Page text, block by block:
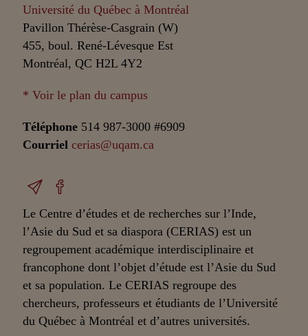
Université du Québec à Montréal
Pavillon Thérèse-Casgrain (W)
455, boul. René-Lévesque Est
Montréal, QC H2L 4Y2
* Voir le plan du campus
Téléphone 514 987-3000 #6909
Courriel cerias@uqam.ca
Le Centre d’études et de recherches sur l’Inde,
l’Asie du Sud et sa diaspora (CERIAS) est un
regroupement académique interdisciplinaire et
francophone dont l’objet d’étude est l’Asie du Sud
et sa population. Le CERIAS regroupe des
chercheurs, professeurs et étudiants de l’Université
du Québec à Montréal et d’autres universités.